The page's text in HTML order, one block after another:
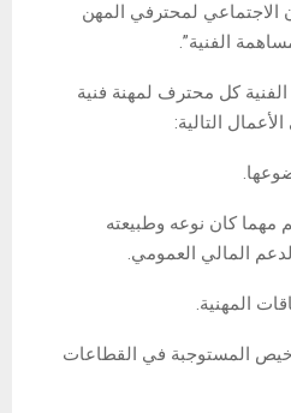
لمحترفي المهن
الفنية”.
كل محترف لمهنة فنية
التالية:
كان نوعه وطبيعته
المالي العمومي.
المهنية.
المستوجبة في القطاعات